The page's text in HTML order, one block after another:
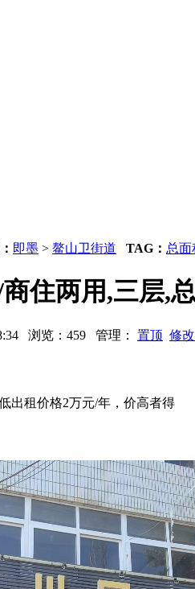
即墨 > 鳌山卫街道 TAG： 总面
住两用,三层,
浏览：459 管理： 置顶 修改
出租价格2万元/年，价高者得